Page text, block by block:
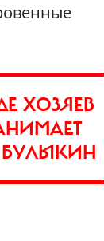
ХОЗЯЕВ